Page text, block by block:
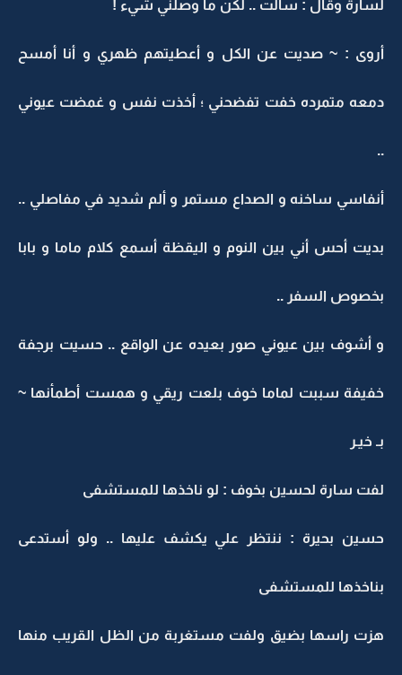
لسارة وقال : سألت .. لكن ما وصلني شيء !
أروى : ~ صديت عن الكل و أعطيتهم ظهري و أنا أمسح
دمعه متمرده خفت تفضحني ؛ أخذت نفس و غمضت عيوني
..
أنفاسي ساخنه و الصداع مستمر و ألم شديد في مفاصلي ..
بديت أحس أني بين النوم و اليقظة أسمع كلام ماما و بابا
بخصوص السفر ..
و أشوف بين عيوني صور بعيده عن الواقع .. حسيت برجفة
خفيفة سببت لماما خوف بلعت ريقي و همست أطمأنها ~
بـ خيـر
لفت سارة لحسين بخوف : لو ناخذها للمستشفى
حسين بحيرة : ننتظر علي يكشف عليها .. ولو أستدعى
بناخذها للمستشفى
هزت راسها بضيق ولفت مستغربة من الظل القريب منها